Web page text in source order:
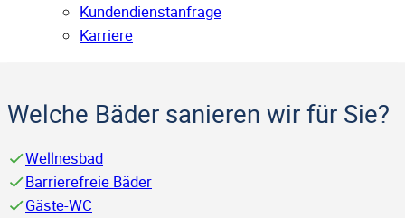
Kunden­dienst­anfrage
Karriere
Welche Bäder sanieren wir für Sie?
Wellnesbad
Barrierefreie Bäder
Gäste-WC